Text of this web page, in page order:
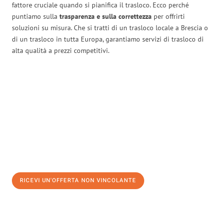
fattore cruciale quando si pianifica il trasloco. Ecco perché
puntiamo sulla trasparenza e sulla correttezza per offrirti
soluzioni su misura. Che si tratti di un trasloco locale a Brescia o
di un trasloco in tutta Europa, garantiamo servizi di trasloco di
alta qualità a prezzi competitivi.
RICEVI UN'OFFERTA NON VINCOLANTE